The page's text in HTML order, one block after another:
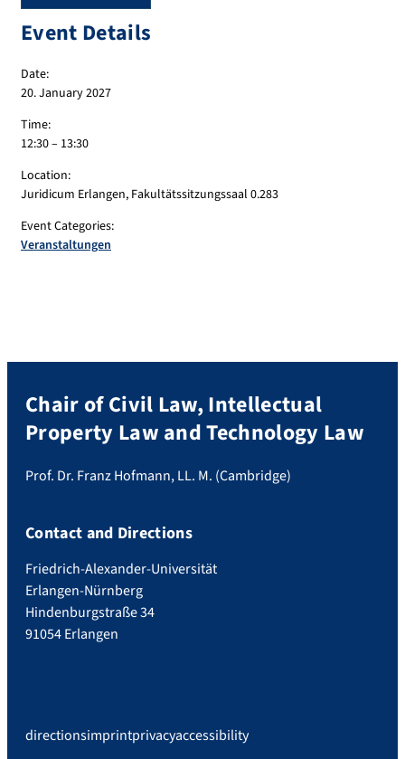
Event Details
Date:
20. January 2027
Time:
12:30 – 13:30
Location:
Juridicum Erlangen, Fakultätssitzungssaal 0.283
Event Categories:
Veranstaltungen
Chair of Civil Law, Intellectual
Property Law and Technology Law
Prof. Dr. Franz Hofmann, LL. M. (Cambridge)
Contact and Directions
Friedrich-Alexander-Universität
Erlangen-Nürnberg
Hindenburgstraße 34
91054 Erlangen
directionsimprintprivacyaccessibility